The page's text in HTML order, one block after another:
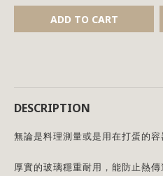
ADD TO CART
DESCRIPTION
無論是料理測量或是用在打蛋的
厚實的玻璃穩重耐用，能防止熱傳